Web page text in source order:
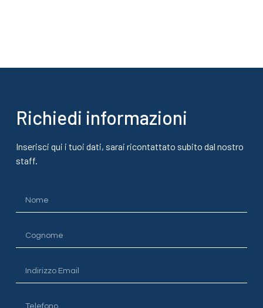
Richiedi informazioni
Inserisci qui i tuoi dati, sarai ricontattato subito dal nostro
staff.